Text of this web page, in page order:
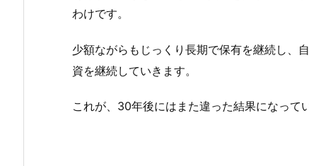
わけです。
少額ながらもじっくり長期で保有を継続し、
資を継続していきます。
これが、30年後にはまた違った結果になって